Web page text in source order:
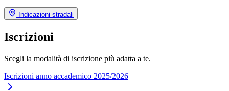
Indicazioni stradali
Iscrizioni
Scegli la modalità di iscrizione più adatta a te.
Iscrizioni anno accademico 2025/2026